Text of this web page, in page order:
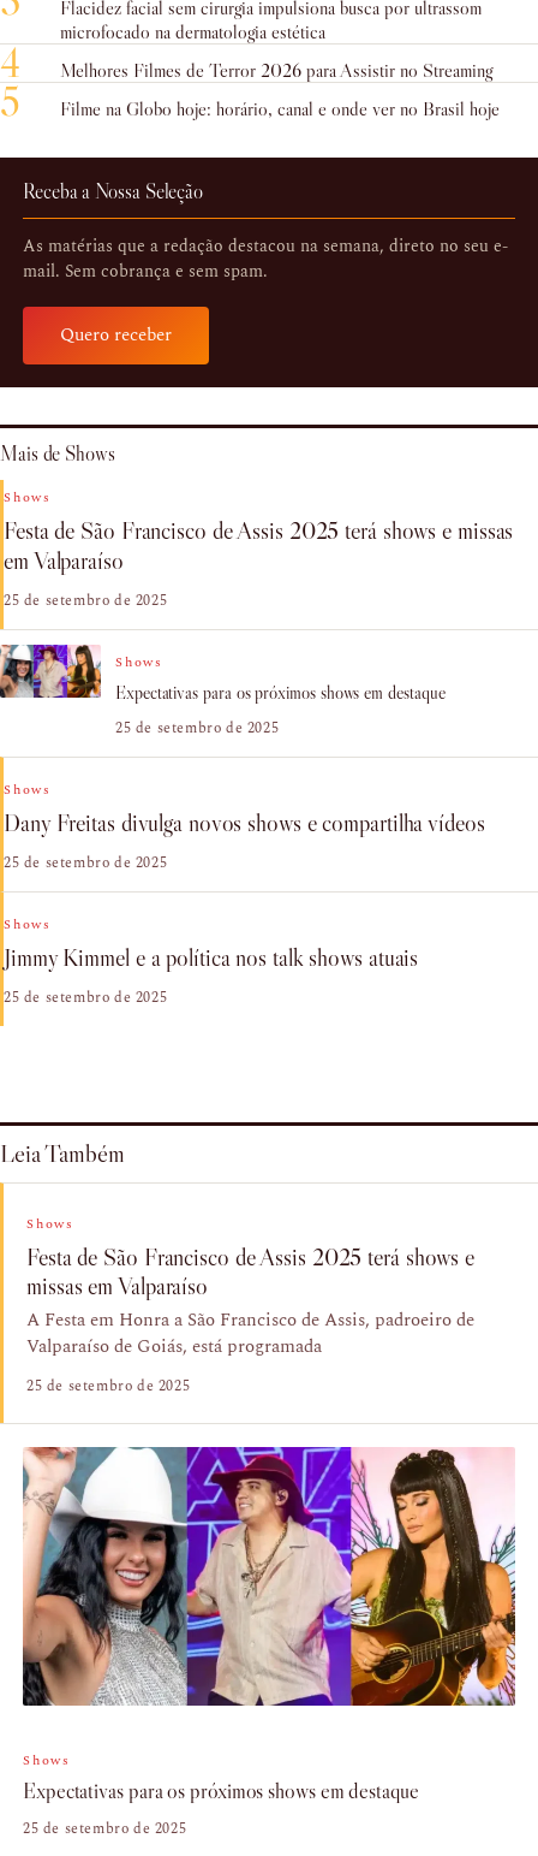
Flacidez facial sem cirurgia impulsiona busca por ultrassom
microfocado na dermatologia estética
4 Melhores Filmes de Terror 2026 para Assistir no Streaming
5 Filme na Globo hoje: horário, canal e onde ver no Brasil hoje
Receba a Nossa Seleção
As matérias que a redação destacou na semana, direto no seu e-
mail. Sem cobrança e sem spam.
Quero receber
Mais de Shows
Shows
Festa de São Francisco de Assis 2025 terá shows e missas
em Valparaíso
25 de setembro de 2025
Shows
Expectativas para os próximos shows em destaque
25 de setembro de 2025
Shows
Dany Freitas divulga novos shows e compartilha vídeos
25 de setembro de 2025
Shows
Jimmy Kimmel e a política nos talk shows atuais
25 de setembro de 2025
Leia Também
Shows
Festa de São Francisco de Assis 2025 terá shows e
missas em Valparaíso
A Festa em Honra a São Francisco de Assis, padroeiro de
Valparaíso de Goiás, está programada
25 de setembro de 2025
Shows
Expectativas para os próximos shows em destaque
25 de setembro de 2025